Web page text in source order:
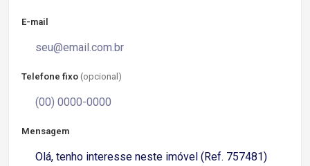
E-mail
Telefone fixo (opcional)
Mensagem